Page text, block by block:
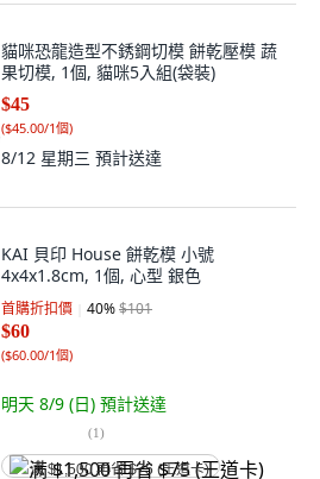
貓咪恐龍造型不銹鋼切模 餅乾壓模 蔬
果切模, 1個, 貓咪5入組(袋裝)
$45
($45.00/1個)
8/12 星期三 預計送達
KAI 貝印 House 餅乾模 小號
4x4x1.8cm, 1個, 心型 銀色
首購折扣價 40%$101
$60
($60.00/1個)
明天 8/9 (日) 預計送達
(1)
满 $1,500 再省 $75 (王道卡)